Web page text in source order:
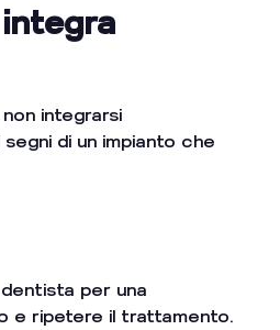
integrarsi
di un impianto che
per una
e ripetere il trattamento.